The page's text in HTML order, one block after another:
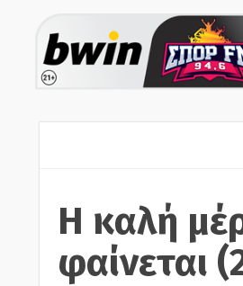
Η καλή
φαίνεται